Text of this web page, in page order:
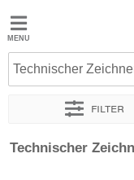
Jobted
Jobs
Technischer
Filter
Sortieren nach
Technischer